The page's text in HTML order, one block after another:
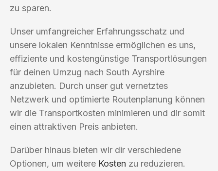
zu sparen.
Unser umfangreicher Erfahrungsschatz und
unsere lokalen Kenntnisse ermöglichen es uns,
effiziente und kostengünstige Transportlösungen
für deinen Umzug nach South Ayrshire
anzubieten. Durch unser gut vernetztes
Netzwerk und optimierte Routenplanung können
wir die Transportkosten minimieren und dir somit
einen attraktiven Preis anbieten.
Darüber hinaus bieten wir dir verschiedene
Optionen, um weitere Kosten zu reduzieren.